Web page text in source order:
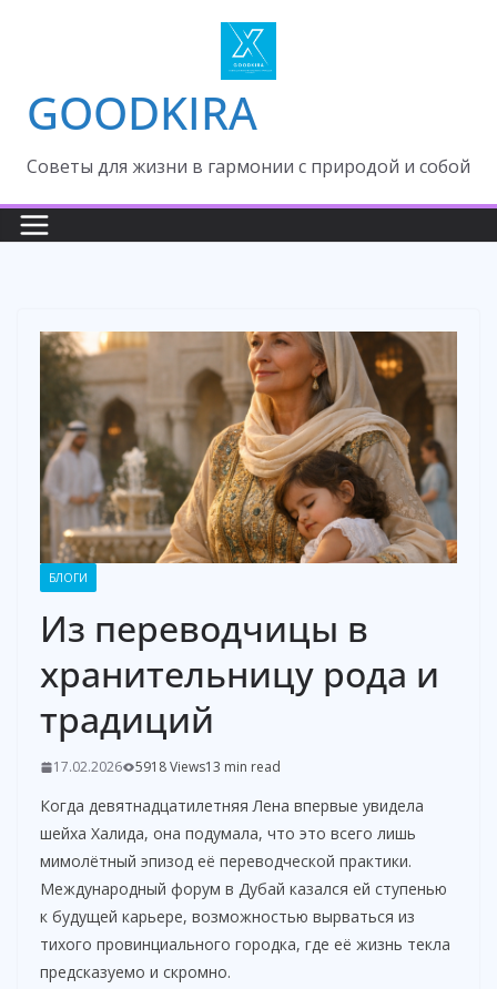
GOODKIRA
Cоветы для жизни в гармонии с природой и собой
БЛОГИ
Из переводчицы в
хранительницу рода и
традиций
17.02.2026 5918 Views13 min read
Когда девятнадцатилетняя Лена впервые увидела
шейха Халида, она подумала, что это всего лишь
мимолётный эпизод её переводческой практики.
Международный форум в Дубай казался ей ступенью
к будущей карьере, возможностью вырваться из
тихого провинциального городка, где её жизнь текла
предсказуемо и скромно.